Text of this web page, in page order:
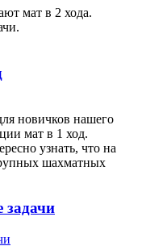
мат в 2 хода.
новичков нашего
мат в 1 ход.
узнать, что на
шахматных
задачи